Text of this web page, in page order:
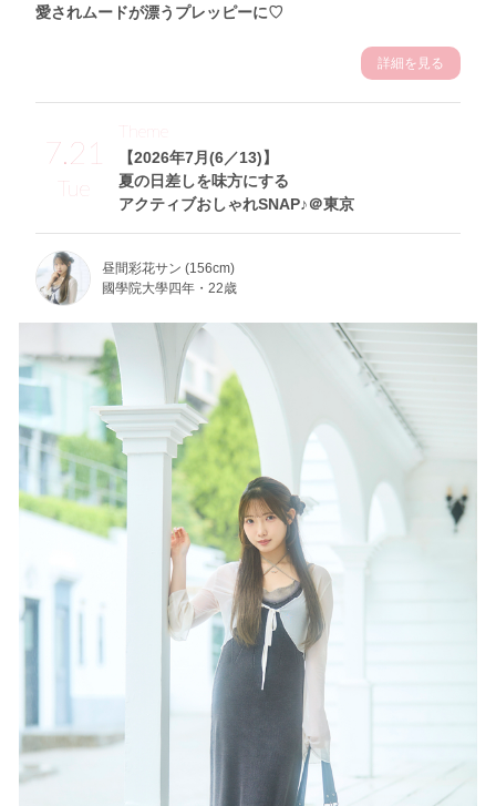
愛されムードが漂うプレッピーに♡
詳細を見る
7.21
Tue
【2026年7月(6／13)】
夏の日差しを味方にする
アクティブおしゃれSNAP♪＠東京
Theme
昼間彩花サン (156cm)
國學院大學四年・22歳